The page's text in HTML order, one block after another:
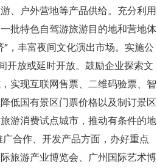
、户外营地等产品供给。充分利用
批特色自驾游旅游目的地和营地体
，丰富夜间文化演出市场。实施公
开放或延时开放。鼓励企业探索文
实现互联网售票、二维码验票、智
低国有景区门票价格以及制订景区
游消费试点城市，推动有条件的地
作、开发产品方面，办好重点
旅游产业博览会、广州国际艺术博